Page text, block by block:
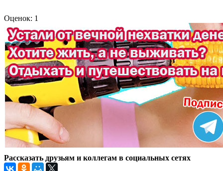
Оценок: 1
Рассказать друзьям и коллегам в социальных сетях